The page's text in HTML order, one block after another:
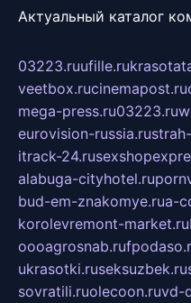
Актуальный каталог
03223.ruufille.ru
veetbox.rucinemapost.ru
mega-press.ru03223.ru
eurovision-russia.ru
itrack-24.ru
alabuga-cityhotel.ru
bud-em-znakomye.rua-
korolevremont-market.ru
oooagrosnab.ru
ukrasotki.ruseksuzbek.ru
sovratili.ruolecoon.ruvd-